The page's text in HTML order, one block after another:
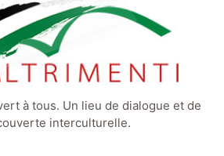
à tous. Un lieu de dialogue et de
interculturelle.